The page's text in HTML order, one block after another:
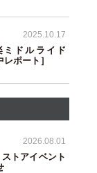
2025.10.17
ミドルライド
レポート］
2026.08.01
ストアイベント